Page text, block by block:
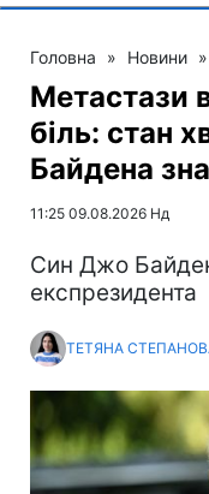
Головна » Новини »
Метастази
біль: стан
Байдена
11:25 09.08.2026 Нд
Син Джо
експрезидента
ТЕТЯНА